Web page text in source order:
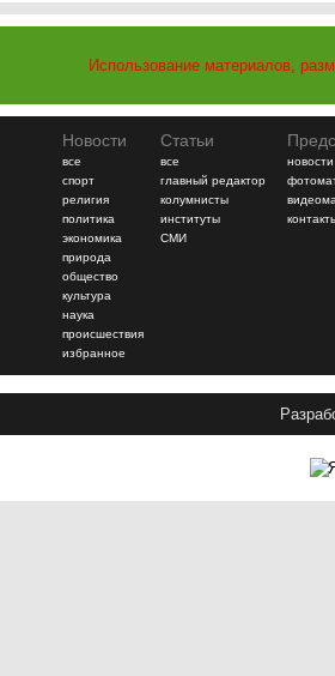
Использование материалов,
Новости
все
спорт
религия
политика
экономика
природа
общество
культура
наука
происшествия
избранное
Статьи
все
главный редактор
колумнисты
институты
СМИ
новости